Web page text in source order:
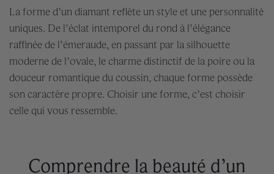
La forme d’un diamant reflète un style et une personnalité
uniques. De l’éclat intemporel du rond à l’élégance
raffinée de l’émeraude, en passant par la silhouette
moderne de l’ovale, le charme distinctif de la poire ou la
douceur romantique du coussin, chaque forme possède
son caractère propre. Choisir une forme, c’est choisir
celle qui vous ressemble.
Comprendre la beauté d’un